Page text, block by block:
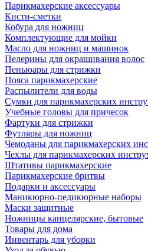
Парикмахерские аксессуары
Кисти-сметки
Кобура для ножниц
Комплектующие для мойки
Масло для ножниц и машинок
Пелерины для окрашивания волос
Пеньюары для стрижки
Пояса парикмахерские
Распылители для воды
Сумки для парикмахерских
Учебные головы для причесок
Фартуки для стрижки
Футляры для ножниц
Чемоданы для парикмахерских
Чехлы для парикмахерских
Штативы парикмахерские
Парикмахерские бритвы
Подарки и аксессуары
Маникюрно-педикюрные наборы
Маски защитные
Ножницы канцелярские, бытовые
Товары для дома
Инвентарь для уборки